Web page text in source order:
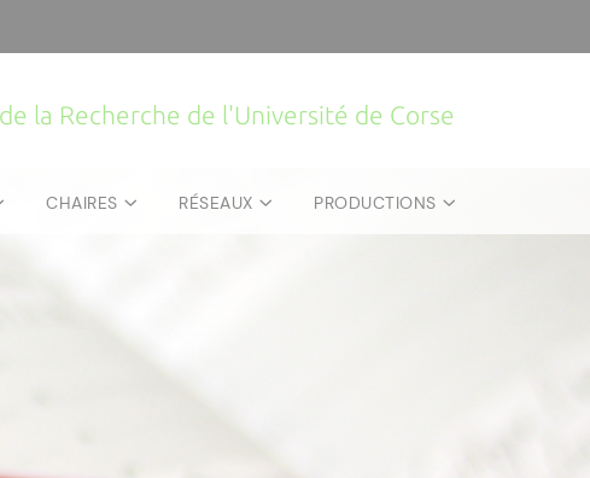
la Recherche de l'Université de Corse
CHAIRES RÉSEAUX PRODUCTIONS